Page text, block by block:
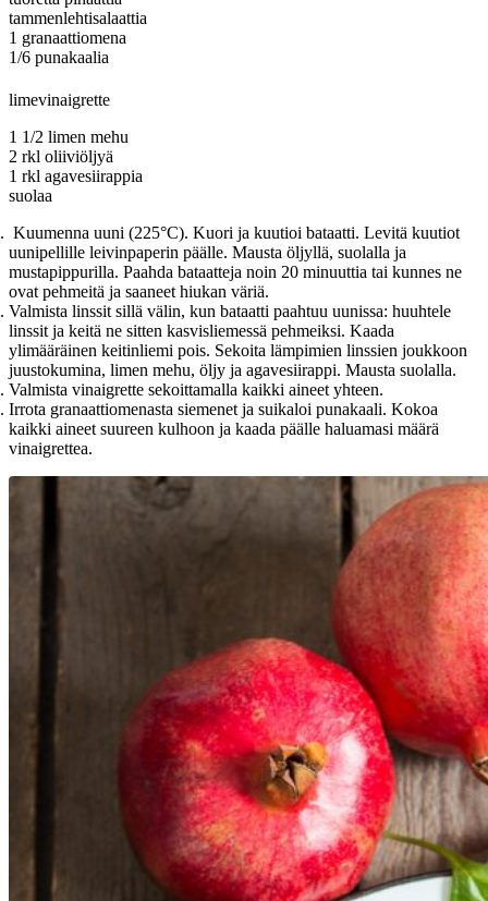
tammenlehtisalaattia
1 granaattiomena
1/6 punakaalia
limevinaigrette
1 1/2 limen mehu
2 rkl oliiviöljyä
1 rkl agavesiirappia
suolaa
Kuumenna uuni (225°C). Kuori ja kuutioi bataatti. Levitä kuutiot
uunipellille leivinpaperin päälle. Mausta öljyllä, suolalla ja
mustapippurilla. Paahda bataatteja noin 20 minuuttia tai kunnes ne
ovat pehmeitä ja saaneet hiukan väriä.
Valmista linssit sillä välin, kun bataatti paahtuu uunissa: huuhtele
linssit ja keitä ne sitten kasvisliemessä pehmeiksi. Kaada
ylimääräinen keitinliemi pois. Sekoita lämpimien linssien joukkoon
juustokumina, limen mehu, öljy ja agavesiirappi. Mausta suolalla.
Valmista vinaigrette sekoittamalla kaikki aineet yhteen.
Irrota granaattiomenasta siemenet ja suikaloi punakaali. Kokoa
kaikki aineet suureen kulhoon ja kaada päälle haluamasi määrä
vinaigrettea.